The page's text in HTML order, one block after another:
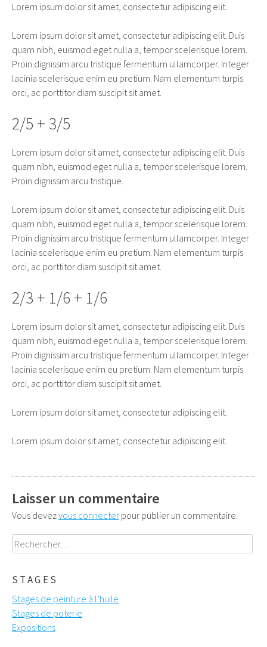
Lorem ipsum dolor sit amet, consectetur adipiscing elit.
Lorem ipsum dolor sit amet, consectetur adipiscing elit. Duis
quam nibh, euismod eget nulla a, tempor scelerisque lorem.
Proin dignissim arcu tristique fermentum ullamcorper. Integer
lacinia scelerisque enim eu pretium. Nam elementum turpis
orci, ac porttitor diam suscipit sit amet.
2/5 + 3/5
Lorem ipsum dolor sit amet, consectetur adipiscing elit. Duis
quam nibh, euismod eget nulla a, tempor scelerisque lorem.
Proin dignissim arcu tristique.
Lorem ipsum dolor sit amet, consectetur adipiscing elit. Duis
quam nibh, euismod eget nulla a, tempor scelerisque lorem.
Proin dignissim arcu tristique fermentum ullamcorper. Integer
lacinia scelerisque enim eu pretium. Nam elementum turpis
orci, ac porttitor diam suscipit sit amet.
2/3 + 1/6 + 1/6
Lorem ipsum dolor sit amet, consectetur adipiscing elit. Duis
quam nibh, euismod eget nulla a, tempor scelerisque lorem.
Proin dignissim arcu tristique fermentum ullamcorper. Integer
lacinia scelerisque enim eu pretium. Nam elementum turpis
orci, ac porttitor diam suscipit sit amet.
Lorem ipsum dolor sit amet, consectetur adipiscing elit.
Lorem ipsum dolor sit amet, consectetur adipiscing elit.
Laisser un commentaire
Vous devezvous connecter pour publier un commentaire.
Rechercher :
STAGES
Stages de peinture à l’huile
Stages de poterie
Expositions